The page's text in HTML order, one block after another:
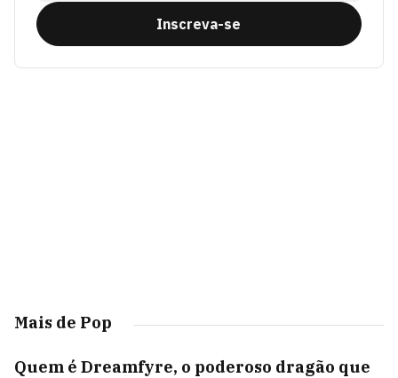
Inscreva-se
Mais de Pop
Quem é Dreamfyre, o poderoso dragão que